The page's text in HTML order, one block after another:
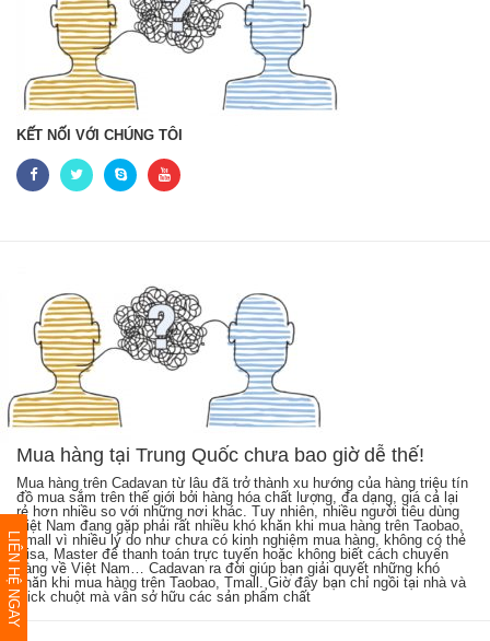
LIÊN HỆ NGAY
KẾT NỐI VỚI CHÚNG TÔI
Mua hàng tại Trung Quốc chưa bao giờ dễ thế!
Mua hàng trên Cadavan từ lâu đã trở thành xu hướng của hàng triệu tín
đồ mua sắm trên thế giới bởi hàng hóa chất lượng, đa dạng, giá cả lại
rẻ hơn nhiều so với những nơi khác. Tuy nhiên, nhiều người tiêu dùng
Việt Nam đang gặp phải rất nhiều khó khăn khi mua hàng trên Taobao,
Tmall vì nhiều lý do như chưa có kinh nghiệm mua hàng, không có thẻ
Visa, Master để thanh toán trực tuyến hoặc không biết cách chuyển
hàng về Việt Nam… Cadavan ra đời giúp bạn giải quyết những khó
khăn khi mua hàng trên Taobao, Tmall. Giờ đây bạn chỉ ngồi tại nhà và
click chuột mà vẫn sở hữu các sản phẩm chất